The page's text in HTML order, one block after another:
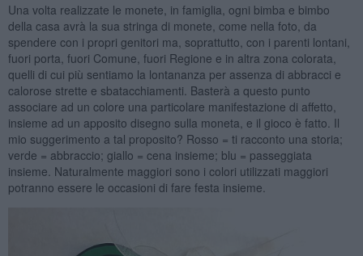
Una volta realizzate le monete, in famiglia, ogni bimba e bimbo
della casa avrà la sua stringa di monete, come nella foto, da
spendere con i propri genitori ma, soprattutto, con i parenti lontani,
fuori porta, fuori Comune, fuori Regione e in altra zona colorata,
quelli di cui più sentiamo la lontananza per assenza di abbracci e
calorose strette e sbatacchiamenti. Basterà a questo punto
associare ad un colore una particolare manifestazione di affetto,
insieme ad un apposito disegno sulla moneta, e il gioco è fatto. Il
mio suggerimento a tal proposito? Rosso = ti racconto una storia;
verde = abbraccio; giallo = cena insieme; blu = passeggiata
insieme. Naturalmente maggiori sono i colori utilizzati maggiori
potranno essere le occasioni di fare festa insieme.